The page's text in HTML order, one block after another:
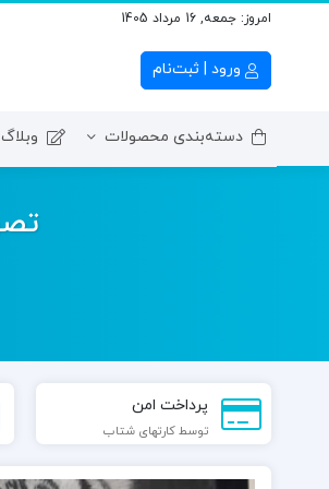
امروز: جمعه, 16 مرداد 1405
ورود | ثبت‌نام
دسته‌بندی محصولات وبلاگ
تصویر
پرداخت امن
توسط کارتهای شتاب